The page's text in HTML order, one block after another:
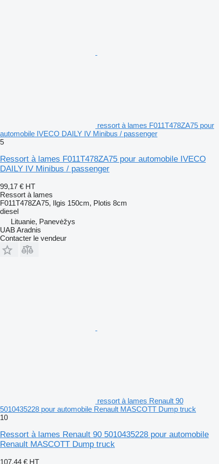
ressort à lames F011T478ZA75 pour
automobile IVECO DAILY IV Minibus / passenger
5
Ressort à lames F011T478ZA75 pour automobile IVECO
DAILY IV Minibus / passenger
99,17 € HT
Ressort à lames
F011T478ZA75, Ilgis 150cm, Plotis 8cm
diesel
Lituanie, Panevėžys
UAB Aradnis
Contacter le vendeur
ressort à lames Renault 90
5010435228 pour automobile Renault MASCOTT Dump truck
10
Ressort à lames Renault 90 5010435228 pour automobile
Renault MASCOTT Dump truck
107,44 € HT